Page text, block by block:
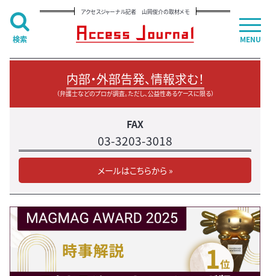
アクセスジャーナル記者 山岡俊介の取材メモ
内部・外部告発、情報求む！
（弁護士などのプロが調査。ただし、公益性あるケースに限る）
FAX
03-3203-3018
メールはこちらから »
MENU
検索